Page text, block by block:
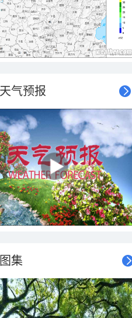
气预报
集